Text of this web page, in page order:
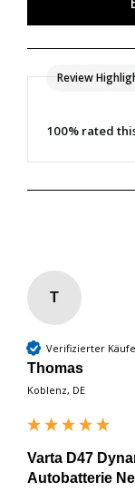
Review
100% rated
T
Verifizierter
Thomas
Koblenz, DE
Varta D47
Autobatterie